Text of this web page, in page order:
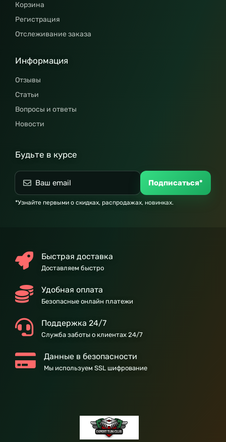
Корзина
Регистрация
Отслеживание заказа
Информация
Отзывы
Статьи
Вопросы и ответы
Новости
Будьте в курсе
Подписаться*
*Узнайте первыми о скидках, распродажах, новинках.
Быстрая доставка
Доставляем быстро
Удобная оплата
Безопасные онлайн платежи
Поддержка 24/7
Служба заботы о клиентах 24/7
Данные в безопасности
Мы используем SSL шифрование